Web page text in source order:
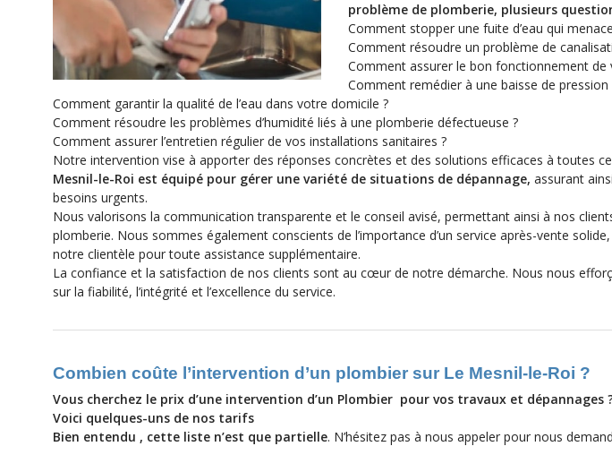
problème de plomberie, plusieurs
Comment stopper une fuite d’eau qui
Comment résoudre un problème de
Comment assurer le bon fonctionnement de
Comment remédier à une baisse de pression
Comment garantir la qualité de l’eau dans votre domicile ?
Comment résoudre les problèmes d’humidité liés à une plomberie défectueuse ?
Comment assurer l’entretien régulier de vos installations sanitaires ?
Notre intervention vise à apporter des réponses concrètes et des solutions efficaces à toutes
Mesnil-le-Roi est équipé pour gérer une variété de situations de dépannage, assurant
besoins urgents.
Nous valorisons la communication transparente et le conseil avisé, permettant ainsi à nos
plomberie. Nous sommes également conscients de l’importance d’un service après-vente
notre clientèle pour toute assistance supplémentaire.
La confiance et la satisfaction de nos clients sont au cœur de notre démarche. Nous nous
sur la fiabilité, l’intégrité et l’excellence du service.
Combien coûte l’intervention d’un plombier sur Le Mesnil-le-Roi ?
Vous cherchez le prix d’une intervention d’un Plombier pour vos travaux et dépannages
Voici quelques-uns de nos tarifs
Bien entendu , cette liste n’est que partielle. N’hésitez pas à nous appeler pour nous